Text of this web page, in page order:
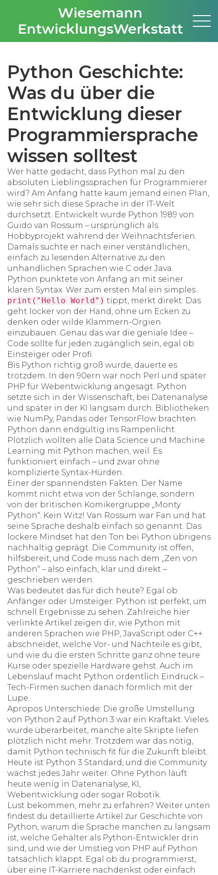
Wiesemann
EntwicklungsWerkstatt
Python Geschichte:
Was du über die
Entwicklung dieser
Programmiersprache
wissen solltest
Wer hätte gedacht, dass Python mal zu den
absoluten Lieblingssprachen für Programmierer
wird? Am Anfang hatte kaum jemand einen Plan,
wie sehr sich diese Sprache in der IT-Welt
durchsetzt. Entwickelt wurde Python 1989 von
Guido van Rossum – ursprünglich als
Hobbyprojekt während der Weihnachtsferien.
Damals suchte er nach einer verständlichen,
einfach zu lesenden Alternative zu den
unhandlichen Sprachen wie C oder Java.
Python punktete von Anfang an mit seiner
klaren Syntax. Wer zum ersten Mal ein simples
print("Hello World") tippt, merkt direkt: Das
geht locker von der Hand, ohne um Ecken zu
denken oder wilde Klammern-Orgien
einzubauen. Genau das war die geniale Idee –
Code sollte für jeden zugänglich sein, egal ob
Einsteiger oder Profi.
Bis Python richtig groß wurde, dauerte es
trotzdem. In den 90ern war noch Perl und später
PHP für Webentwicklung angesagt. Python
setzte sich in der Wissenschaft, bei Datenanalyse
und später in der KI langsam durch. Bibliotheken
wie NumPy, Pandas oder TensorFlow brachten
Python dann endgültig ins Rampenlicht.
Plötzlich wollten alle Data Science und Machine
Learning mit Python machen, weil: Es
funktioniert einfach – und zwar ohne
komplizierte Syntax-Hürden.
Einer der spannendsten Fakten: Der Name
kommt nicht etwa von der Schlange, sondern
von der britischen Komikergruppe „Monty
Python“. Kein Witz! Van Rossum war Fan und hat
seine Sprache deshalb einfach so genannt. Das
lockere Mindset hat den Ton bei Python übrigens
nachhaltig geprägt. Die Community ist offen,
hilfsbereit, und Code muss nach dem „Zen von
Python“ – also einfach, klar und direkt –
geschrieben werden.
Was bedeutet das für dich heute? Egal ob
Anfänger oder Umsteiger: Python ist perfekt, um
schnell Ergebnisse zu sehen. Zahlreiche hier
verlinkte Artikel zeigen dir, wie Python mit
anderen Sprachen wie PHP, JavaScript oder C++
abschneidet, welche Vor- und Nachteile es gibt,
und wie du die ersten Schritte ganz ohne teure
Kurse oder spezielle Hardware gehst. Auch im
Lebenslauf macht Python ordentlich Eindruck –
Tech-Firmen suchen danach förmlich mit der
Lupe.
Apropos Unterschiede: Die große Umstellung
von Python 2 auf Python 3 war ein Kraftakt. Vieles
wurde überarbeitet, manche alte Skripte liefen
plötzlich nicht mehr. Trotzdem war das nötig,
damit Python technisch fit für die Zukunft bleibt.
Heute ist Python 3 Standard, und die Community
wächst jedes Jahr weiter. Ohne Python läuft
heute wenig in Datenanalyse, KI,
Webentwicklung oder sogar Robotik.
Lust bekommen, mehr zu erfahren? Weiter unten
findest du detaillierte Artikel zur Geschichte von
Python, warum die Sprache manchen zu langsam
ist, welche Gehälter als Python-Entwickler drin
sind, und wie der Umstieg von PHP auf Python
tatsächlich klappt. Egal ob du programmierst,
über eine IT-Karriere nachdenkst oder einfach